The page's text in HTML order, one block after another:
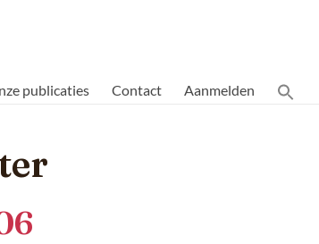
publicaties Contact Aanmelden